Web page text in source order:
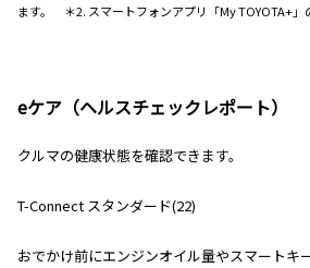
ます。 ＊2. スマートフォンアプリ「My TOYOTA+」
eケア（ヘルスチェックレポート）
クルマの健康状態を確認できます。
T-Connect スタンダード(22)
おでかけ前にエンジンオイル量やスマートキ